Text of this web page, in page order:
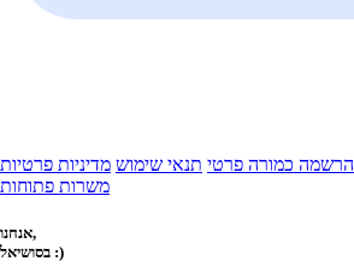
הרשמה כמורה פרטי תנאי שימוש מדיניות פרטיות
משרות פתוחות
אנחנו,
בסושיאל :)